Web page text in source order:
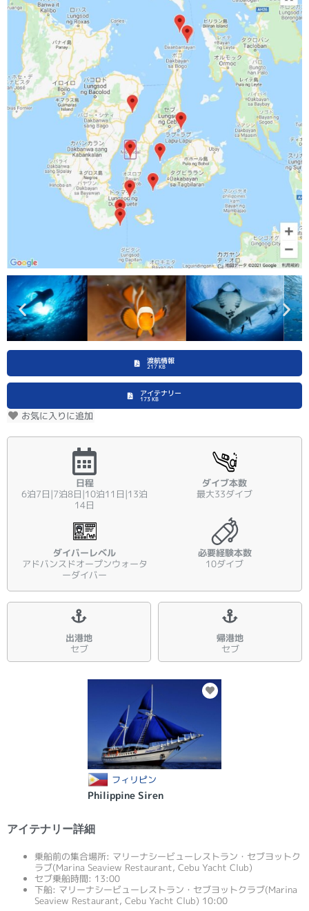
渡航情報
217 KB
アイテナリー
173 KB
お気に入りに追加
日程
6泊7日|7泊8日|10泊11日|13泊
14日
ダイブ本数
最大33ダイブ
ダイバーレベル
アドバンスドオープンウォータ
ーダイバー
必要経験本数
10ダイブ
出港地
セブ
帰港地
セブ
フィリピン
Philippine Siren
アイテナリー詳細
乗船前の集合場所: マリーナシービューレストラン・セブヨットク
ラブ(Marina Seaview Restaurant, Cebu Yacht Club)
セブ乗船時間: 13:00
下船: マリーナシービューレストラン・セブヨットクラブ(Marina
Seaview Restaurant, Cebu Yacht Club) 10:00